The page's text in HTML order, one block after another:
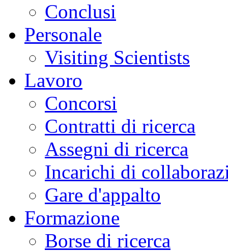
Conclusi
Personale
Visiting Scientists
Lavoro
Concorsi
Contratti di ricerca
Assegni di ricerca
Incarichi di
Gare d'appalto
Formazione
Borse di ricerca